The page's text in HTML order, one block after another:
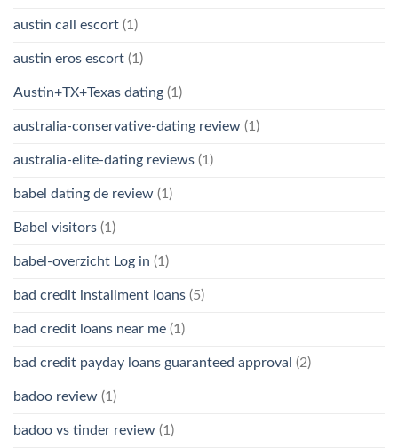
austin call escort (1)
austin eros escort (1)
Austin+TX+Texas dating (1)
australia-conservative-dating review (1)
australia-elite-dating reviews (1)
babel dating de review (1)
Babel visitors (1)
babel-overzicht Log in (1)
bad credit installment loans (5)
bad credit loans near me (1)
bad credit payday loans guaranteed approval (2)
badoo review (1)
badoo vs tinder review (1)